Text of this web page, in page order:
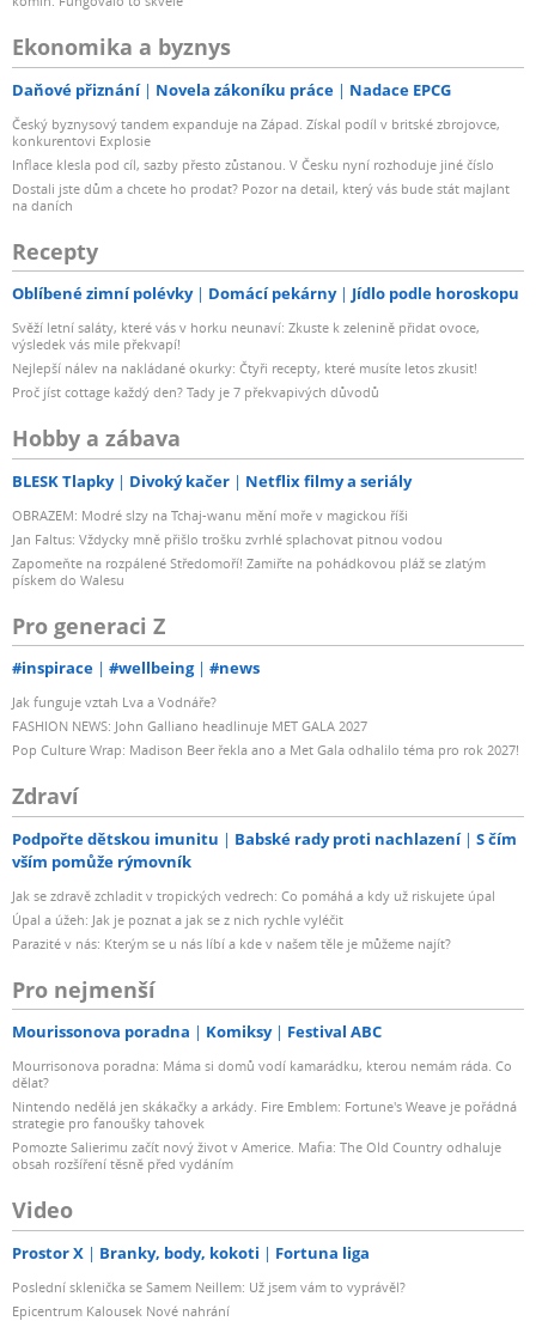
Ekonomika a byznys
Daňové přiznání Novela zákoníku práce Nadace EPCG
Český byznysový tandem expanduje na Západ. Získal podíl v britské zbrojovce,
konkurentovi Explosie
Inflace klesla pod cíl, sazby přesto zůstanou. V Česku nyní rozhoduje jiné číslo
Dostali jste dům a chcete ho prodat? Pozor na detail, který vás bude stát majlant
na daních
Recepty
Oblíbené zimní polévky Domácí pekárny Jídlo podle horoskopu
Svěží letní saláty, které vás v horku neunaví: Zkuste k zelenině přidat ovoce,
výsledek vás mile překvapí!
Nejlepší nálev na nakládané okurky: Čtyři recepty, které musíte letos zkusit!
Proč jíst cottage každý den? Tady je 7 překvapivých důvodů
Hobby a zábava
BLESK Tlapky Divoký kačer Netflix filmy a seriály
OBRAZEM: Modré slzy na Tchaj-wanu mění moře v magickou říši
Jan Faltus: Vždycky mně přišlo trošku zvrhlé splachovat pitnou vodou
Zapomeňte na rozpálené Středomoří! Zamiřte na pohádkovou pláž se zlatým
pískem do Walesu
Pro generaci Z
#inspirace #wellbeing #news
Jak funguje vztah Lva a Vodnáře?
FASHION NEWS: John Galliano headlinuje MET GALA 2027
Pop Culture Wrap: Madison Beer řekla ano a Met Gala odhalilo téma pro rok 2027!
Zdraví
Podpořte dětskou imunitu Babské rady proti nachlazení
S čím
vším pomůže rýmovník
Jak se zdravě zchladit v tropických vedrech: Co pomáhá a kdy už riskujete úpal
Úpal a úžeh: Jak je poznat a jak se z nich rychle vyléčit
Parazité v nás: Kterým se u nás líbí a kde v našem těle je můžeme najít?
Pro nejmenší
Mourissonova poradna Komiksy Festival ABC
Mourrisonova poradna: Máma si domů vodí kamarádku, kterou nemám ráda. Co
dělat?
Nintendo nedělá jen skákačky a arkády. Fire Emblem: Fortune's Weave je pořádná
strategie pro fanoušky tahovek
Pomozte Salierimu začít nový život v Americe. Mafia: The Old Country odhaluje
obsah rozšíření těsně před vydáním
Video
Prostor X Branky, body, kokoti Fortuna liga
Poslední sklenička se Samem Neillem: Už jsem vám to vyprávěl?
Epicentrum Kalousek Nové nahrání